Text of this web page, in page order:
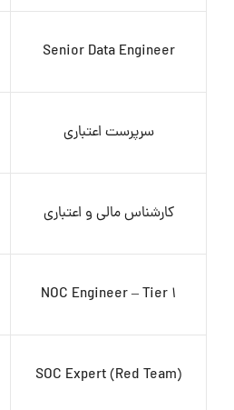
Senior Data Engineer
سرپرست اعتباری
کارشناس مالی و اعتباری
NOC Engineer – Tier 1
SOC Expert (Red Team)